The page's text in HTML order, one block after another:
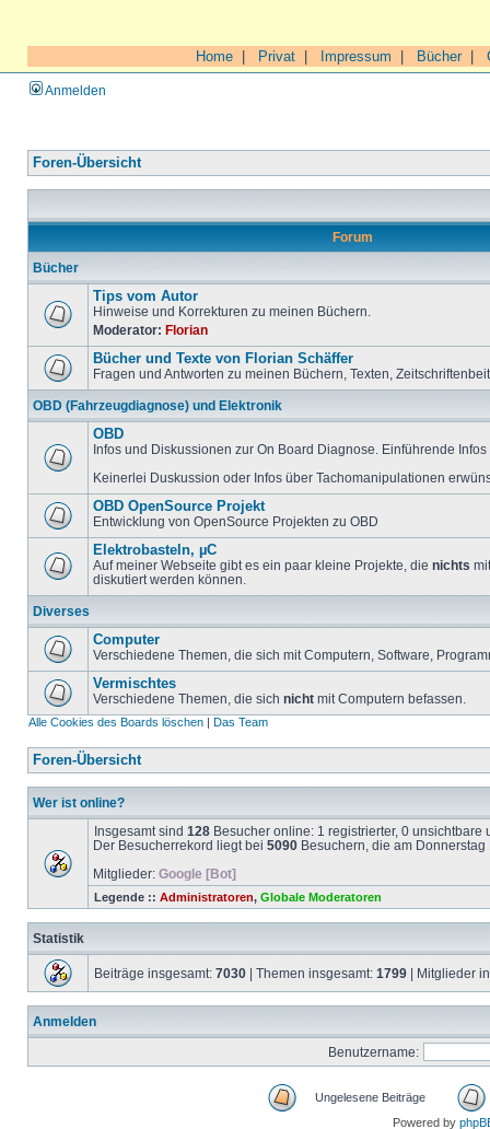
Home Privat Impressum Bücher|
Anmelden
Foren-Übersicht
Forum
Bücher
Tips vom Autor
Hinweise und Korrekturen zu meinen Büchern.
Moderator: Florian
Bücher und Texte von Florian Schäffer
Fragen und Antworten zu meinen Büchern, Texten,
OBD (Fahrzeugdiagnose) und Elektronik
OBD
Infos und Diskussionen zur On Board Diagnose. Einführende
Keinerlei Duskussion oder Infos über Tachomanipulationen
OBD OpenSource Projekt
Entwicklung von OpenSource Projekten zu OBD
Elektrobasteln, µC
Auf meiner Webseite gibt es ein paar kleine Projekte, die nichts
diskutiert werden können.
Diverses
Computer
Verschiedene Themen, die sich mit Computern, Software,
Vermischtes
Verschiedene Themen, die sich nicht mit Computern befassen.
Alle Cookies des Boards löschen | Das Team
Foren-Übersicht
Wer ist online?
Insgesamt sind 128 Besucher online: 1 registrierter, 0
Der Besucherrekord liegt bei 5090 Besuchern, die am
Mitglieder: Google [Bot]
Legende :: Administratoren, Globale Moderatoren
Statistik
Beiträge insgesamt: 7030 | Themen insgesamt: 1799 | Mitglieder
Anmelden
Benutzername:
Ungelesene Beiträge
Powered by